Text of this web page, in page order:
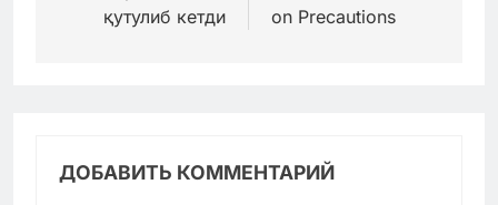
қутулиб кетди
on Precautions
ДОБАВИТЬ КОММЕНТАРИЙ